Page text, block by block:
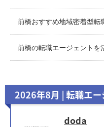
前橋おすすめ地域密着型転
前橋の転職エージェントを
2026年8月 | 転職エ
doda